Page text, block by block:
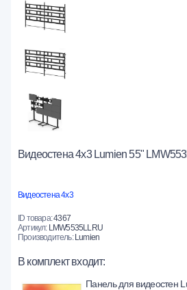
Видеостена 4x3 Lumien 55"
Видеостена 4х3
ID товара:4367
Артикул: LMW5535LLRU
Производитель:Lumien
В комплект входит:
Панель для видеостен